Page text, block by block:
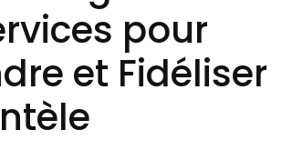
pour
et Fidéliser